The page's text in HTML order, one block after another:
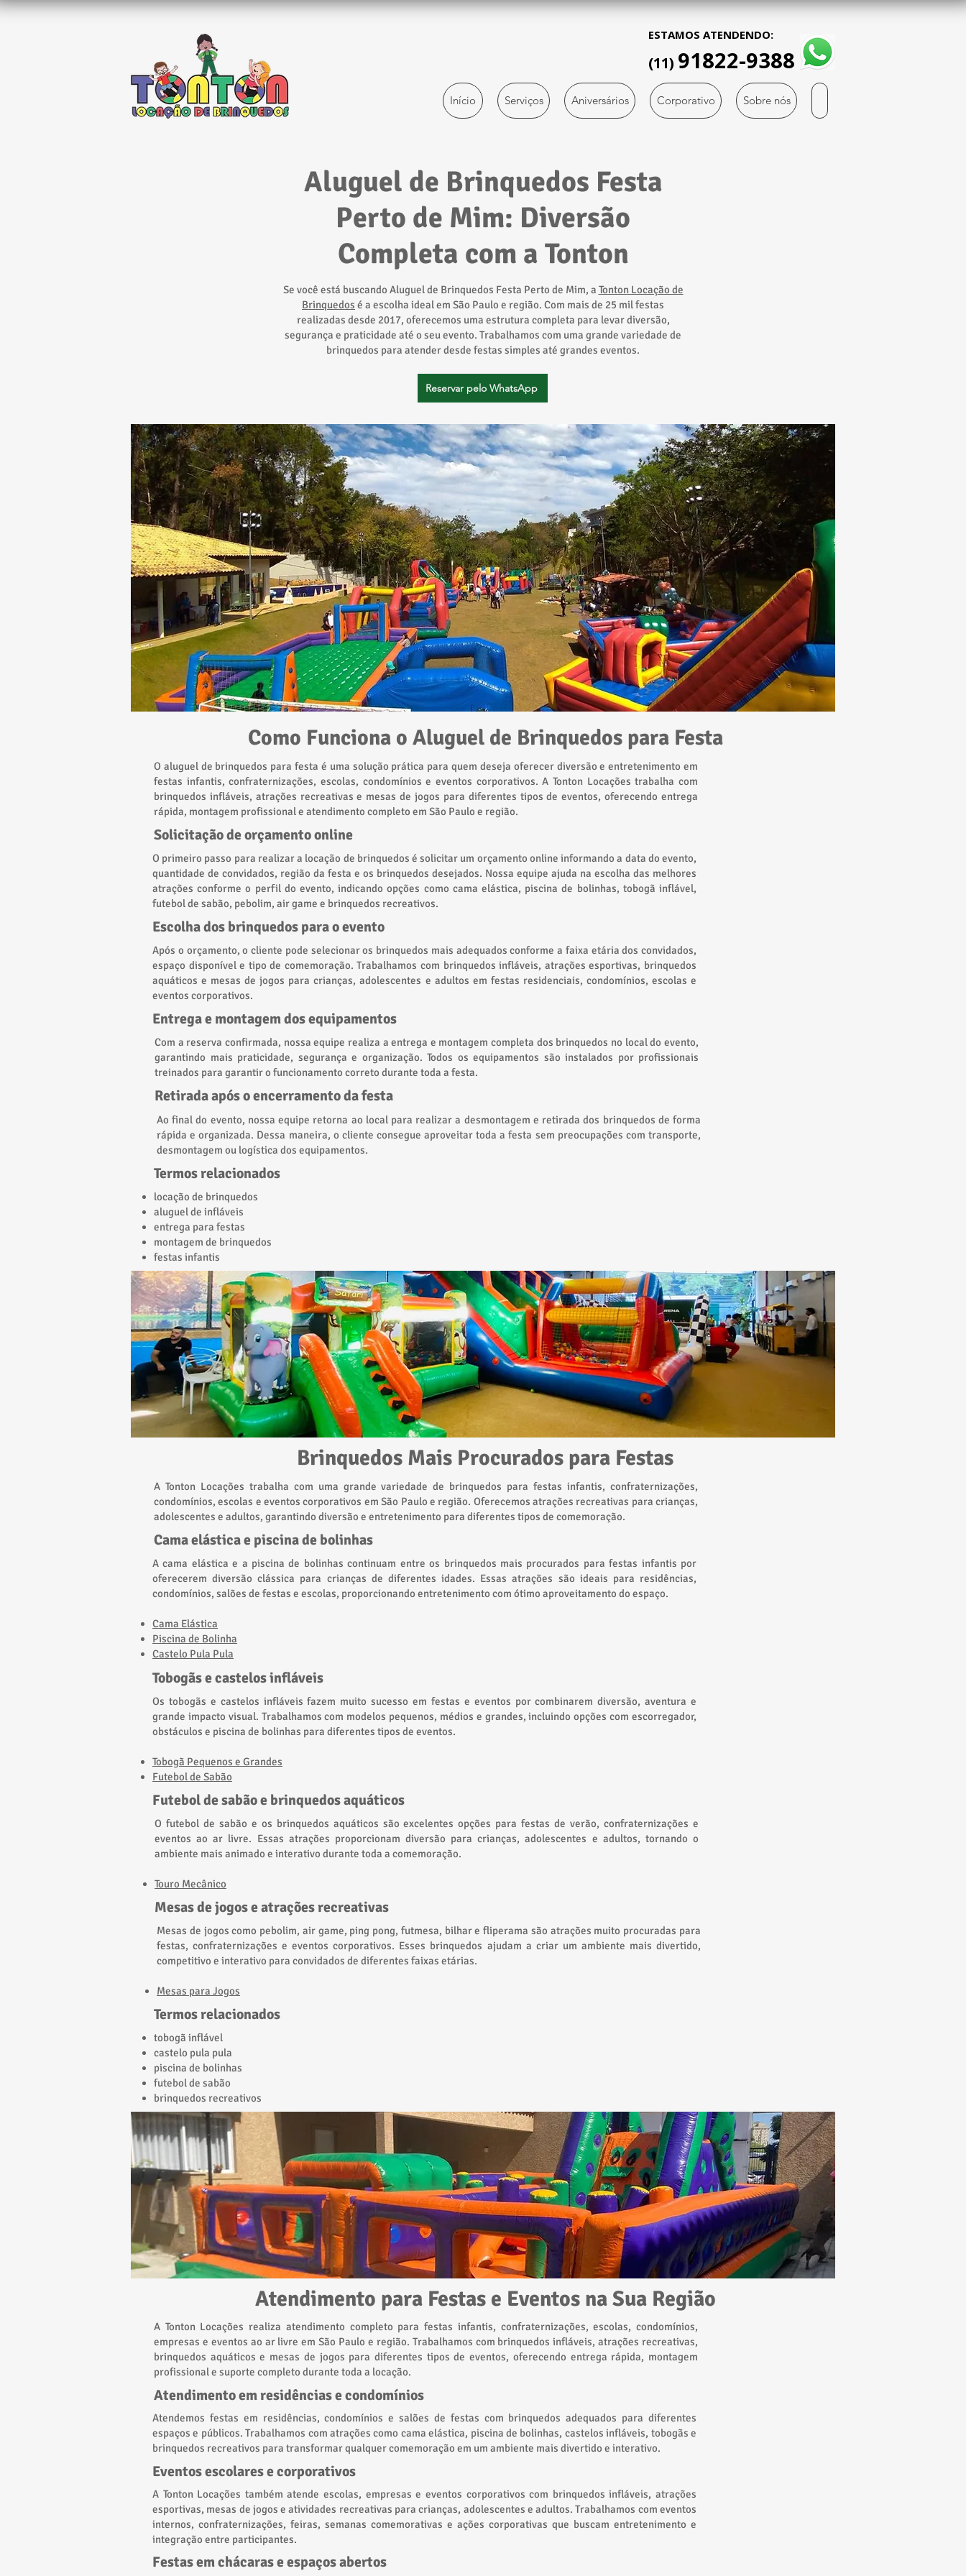
ESTAMOS ATENDENDO:
(11) 91822-9388
Início Serviços Aniversários Corporativo Sobre nós
Aluguel de Brinquedos Festa
Perto de Mim: Diversão
Completa com a Tonton
Se você está buscando Aluguel de Brinquedos Festa Perto de Mim, a Tonton Locação de
Brinquedos é a escolha ideal em São Paulo e região. Com mais de 25 mil festas
realizadas desde 2017, oferecemos uma estrutura completa para levar diversão,
segurança e praticidade até o seu evento. Trabalhamos com uma grande variedade de
brinquedos para atender desde festas simples até grandes eventos.
Reservar pelo WhatsApp
Como Funciona o Aluguel de Brinquedos para Festa
O aluguel de brinquedos para festa é uma solução prática para quem deseja oferecer diversão e entretenimento em
festas infantis, confraternizações, escolas, condomínios e eventos corporativos. A Tonton Locações trabalha com
brinquedos infláveis, atrações recreativas e mesas de jogos para diferentes tipos de eventos, oferecendo entrega
rápida, montagem profissional e atendimento completo em São Paulo e região.
Solicitação de orçamento online
O primeiro passo para realizar a locação de brinquedos é solicitar um orçamento online informando a data do evento,
quantidade de convidados, região da festa e os brinquedos desejados. Nossa equipe ajuda na escolha das melhores
atrações conforme o perfil do evento, indicando opções como cama elástica, piscina de bolinhas, tobogã inflável,
futebol de sabão, pebolim, air game e brinquedos recreativos.
Escolha dos brinquedos para o evento
Após o orçamento, o cliente pode selecionar os brinquedos mais adequados conforme a faixa etária dos convidados,
espaço disponível e tipo de comemoração. Trabalhamos com brinquedos infláveis, atrações esportivas, brinquedos
aquáticos e mesas de jogos para crianças, adolescentes e adultos em festas residenciais, condomínios, escolas e
eventos corporativos.
Entrega e montagem dos equipamentos
Com a reserva confirmada, nossa equipe realiza a entrega e montagem completa dos brinquedos no local do evento,
garantindo mais praticidade, segurança e organização. Todos os equipamentos são instalados por profissionais
treinados para garantir o funcionamento correto durante toda a festa.
Retirada após o encerramento da festa
Ao final do evento, nossa equipe retorna ao local para realizar a desmontagem e retirada dos brinquedos de forma
rápida e organizada. Dessa maneira, o cliente consegue aproveitar toda a festa sem preocupações com transporte,
desmontagem ou logística dos equipamentos.
Termos relacionados
locação de brinquedos
aluguel de infláveis
entrega para festas
montagem de brinquedos
festas infantis
Brinquedos Mais Procurados para Festas
A Tonton Locações trabalha com uma grande variedade de brinquedos para festas infantis, confraternizações,
condomínios, escolas e eventos corporativos em São Paulo e região. Oferecemos atrações recreativas para crianças,
adolescentes e adultos, garantindo diversão e entretenimento para diferentes tipos de comemoração.
Cama elástica e piscina de bolinhas
A cama elástica e a piscina de bolinhas continuam entre os brinquedos mais procurados para festas infantis por
oferecerem diversão clássica para crianças de diferentes idades. Essas atrações são ideais para residências,
condomínios, salões de festas e escolas, proporcionando entretenimento com ótimo aproveitamento do espaço.
Cama Elástica
Piscina de Bolinha
Castelo Pula Pula
Tobogãs e castelos infláveis
Os tobogãs e castelos infláveis fazem muito sucesso em festas e eventos por combinarem diversão, aventura e
grande impacto visual. Trabalhamos com modelos pequenos, médios e grandes, incluindo opções com escorregador,
obstáculos e piscina de bolinhas para diferentes tipos de eventos.
Tobogã Pequenos e Grandes
Futebol de Sabão
Futebol de sabão e brinquedos aquáticos
O futebol de sabão e os brinquedos aquáticos são excelentes opções para festas de verão, confraternizações e
eventos ao ar livre. Essas atrações proporcionam diversão para crianças, adolescentes e adultos, tornando o
ambiente mais animado e interativo durante toda a comemoração.
​Touro Mecânico
Mesas de jogos e atrações recreativas
Mesas de jogos como pebolim, air game, ping pong, futmesa, bilhar e fliperama são atrações muito procuradas para
festas, confraternizações e eventos corporativos. Esses brinquedos ajudam a criar um ambiente mais divertido,
competitivo e interativo para convidados de diferentes faixas etárias.
Mesas para Jogos
Termos relacionados
tobogã inflável
castelo pula pula
piscina de bolinhas
futebol de sabão
brinquedos recreativos
Atendimento para Festas e Eventos na Sua Região
A Tonton Locações realiza atendimento completo para festas infantis, confraternizações, escolas, condomínios,
empresas e eventos ao ar livre em São Paulo e região. Trabalhamos com brinquedos infláveis, atrações recreativas,
brinquedos aquáticos e mesas de jogos para diferentes tipos de eventos, oferecendo entrega rápida, montagem
profissional e suporte completo durante toda a locação.
Atendimento em residências e condomínios
Atendemos festas em residências, condomínios e salões de festas com brinquedos adequados para diferentes
espaços e públicos. Trabalhamos com atrações como cama elástica, piscina de bolinhas, castelos infláveis, tobogãs e
brinquedos recreativos para transformar qualquer comemoração em um ambiente mais divertido e interativo.
Eventos escolares e corporativos
A Tonton Locações também atende escolas, empresas e eventos corporativos com brinquedos infláveis, atrações
esportivas, mesas de jogos e atividades recreativas para crianças, adolescentes e adultos. Trabalhamos com eventos
internos, confraternizações, feiras, semanas comemorativas e ações corporativas que buscam entretenimento e
integração entre participantes.
Festas em chácaras e espaços abertos